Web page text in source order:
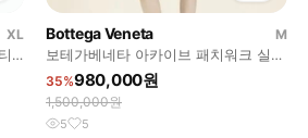
XL
Bottega Veneta
M
보테가베네타 아카이브 패치워크 실크
탑
35%980,000원
1,500,000원
5 5